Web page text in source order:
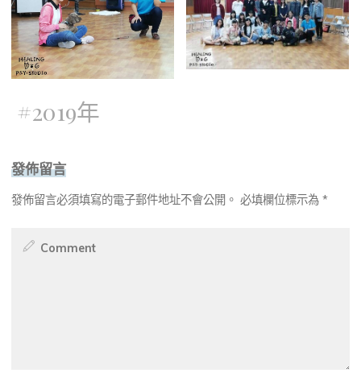
#2019年
發佈留言
發佈留言必須填寫的電子郵件地址不會公開。 必填欄位標示為*